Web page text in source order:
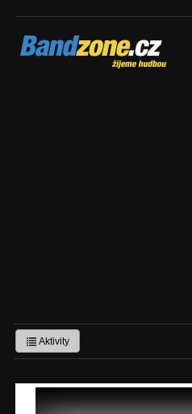
Bandzone.cz
žijeme hudbou
Aktivity